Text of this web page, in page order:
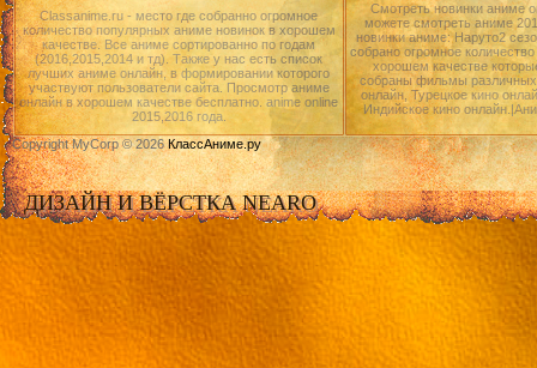
Classanime.ru - место где собранно огромное
количество популярных аниме новинок в хорошем
качестве. Все аниме сортированно по годам
(2016,2015,2014 и тд). Также у нас есть список
лучших аниме онлайн, в формировании которого
участвуют пользователи сайта. Просмотр аниме
онлайн в хорошем качестве бесплатно. anime online
2015,2016 года.
Смотреть новинки аниме
можете смотреть аниме
новинки аниме: Наруто2
собрано огромное
хорошем качестве
собраны фильмы различных
онлайн, Турецкое кино
Индийское кино
Copyright MyCorp © 2026КлассАниме.ру
ДИЗАЙН И ВЁРСТКА NEARO